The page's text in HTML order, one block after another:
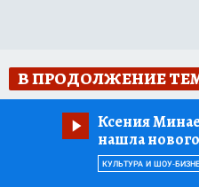
В ПРОДОЛЖЕНИЕ
Ксения
нашла
КУЛЬТУРА И ШОУ-